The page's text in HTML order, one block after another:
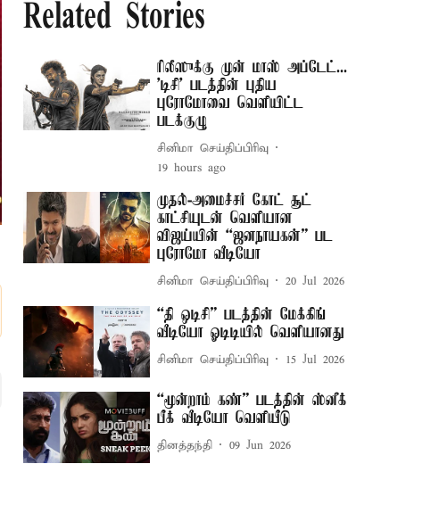
Related Stories
ரிலீஸுக்கு முன் மாஸ் அப்டேட்...
'டிசி' படத்தின் புதிய
புரோமோவை வெளியிட்ட
படக்குழு
சினிமா செய்திப்பிரிவு
19 hours ago
முதல்-அமைச்சர் கோட் சூட்
காட்சியுடன் வெளியான
விஜய்யின் “ஜனநாயகன்” பட
புரோமோ வீடியோ
சினிமா செய்திப்பிரிவு 20 Jul 2026
“தி ஒடிசி” படத்தின் மேக்கிங்
வீடியோ ஓடிடியில் வெளியானது
சினிமா செய்திப்பிரிவு 15 Jul 2026
“மூன்றாம் கண்” படத்தின் ஸ்னீக்
பீக் வீடியோ வெளியீடு
தினத்தந்தி 09 Jun 2026